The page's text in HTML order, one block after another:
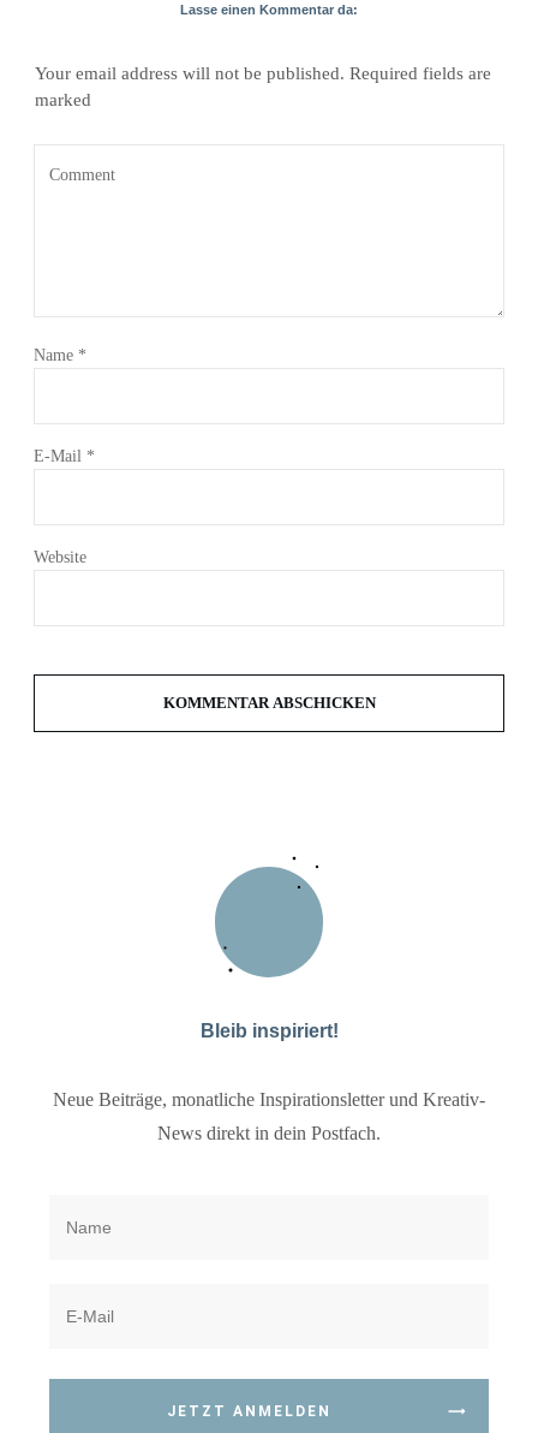
Lasse einen Kommentar da:
Your email address will not be published. Required fields are
marked
Name *
E-Mail *
Website
KOMMENTAR ABSCHICKEN
Bleib inspiriert!
Neue Beiträge, monatliche Inspirationsletter und Kreativ-
News direkt in dein Postfach.
JETZT ANMELDEN